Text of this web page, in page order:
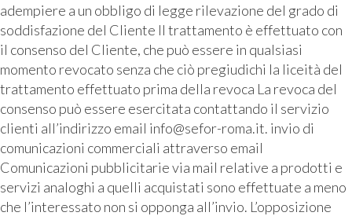
adempiere a un obbligo di legge rilevazione del grado di
soddisfazione del Cliente Il trattamento è effettuato con
il consenso del Cliente, che può essere in qualsiasi
momento revocato senza che ciò pregiudichi la liceità del
trattamento effettuato prima della revoca La revoca del
consenso può essere esercitata contattando il servizio
clienti all’indirizzo email info@sefor-roma.it. invio di
comunicazioni commerciali attraverso email
Comunicazioni pubblicitarie via mail relative a prodotti e
servizi analoghi a quelli acquistati sono effettuate a meno
che l’interessato non si opponga all’invio. L’opposizione